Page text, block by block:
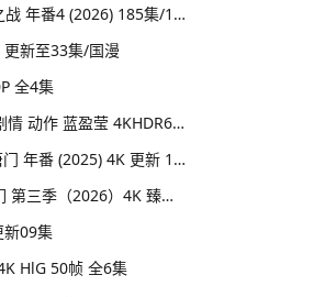
凡人修仙传：幕兰之战‎ 年番4 (2026) 185集/1080P
新至33集/国漫
全4集
兵自风中来 (2026)剧情 动作 蓝盈莹 4KHDR60FPS 更新20集
斗罗大陆 2：绝世唐门 年番 (2025) 4K 更新 164集/国漫
脱口秀和Ta的朋友们 第三季（2026）4K 臻彩MAX+ 50FPS 高码率 更0731期
新09集
HlG 50帧 全6集